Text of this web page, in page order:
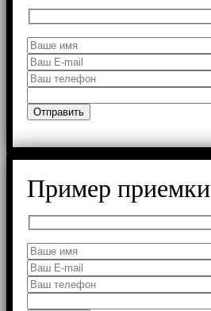
Пример приемки